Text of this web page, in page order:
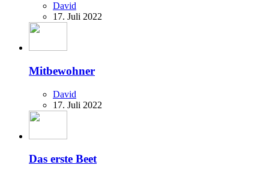
David
17. Juli 2022
Mitbewohner
David
17. Juli 2022
Das erste Beet